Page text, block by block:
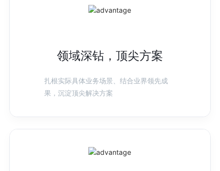
领域深钻，顶尖方案
扎根实际具体业务场景、结合业界领先成
果，沉淀顶尖解决方案